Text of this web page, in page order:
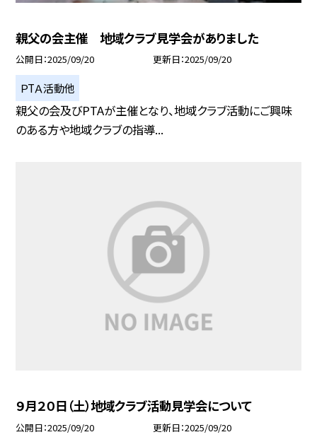
親父の会主催 地域クラブ見学会がありました
公開日 2025/09/20 更新日 2025/09/20
ＰTＡ活動他
親父の会及びPTAが主催となり、地域クラブ活動にご興味
のある方や地域クラブの指導...
９月２０日（土）地域クラブ活動見学会について
公開日 2025/09/20 更新日 2025/09/20